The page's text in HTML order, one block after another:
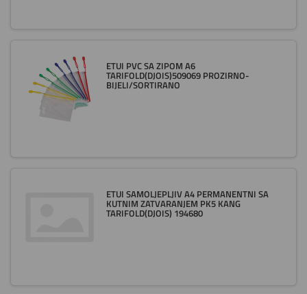
ETUI PVC SA ZIPOM A6
TARIFOLD(DJOIS)509069 PROZIRNO-
BIJELI/SORTIRANO
ETUI SAMOLJEPLJIV A4 PERMANENTNI SA
KUTNIM ZATVARANJEM PK5 KANG
TARIFOLD(DJOIS) 194680